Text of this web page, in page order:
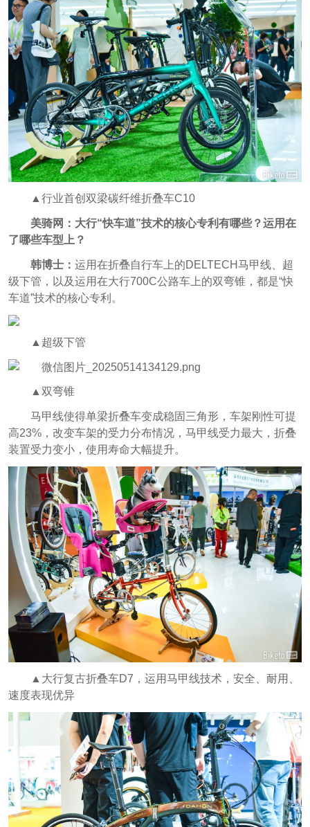
▲行业首创双梁碳纤维折叠车C10
美骑网：大行“快车道”技术的核心专利有哪些？运用在
了哪些车型上？
韩博士： 运用在折叠自行车上的DELTECH马甲线、超
级下管，以及运用在大行700C公路车上的双弯锥，都是“快
车道”技术的核心专利。
▲超级下管
▲双弯锥
马甲线使得单梁折叠车变成稳固三角形，车架刚性可提
高23%，改变车架的受力分布情况，马甲线受力最大，折叠
装置受力变小，使用寿命大幅提升。
▲大行复古折叠车D7，运用马甲线技术，安全、耐用、
速度表现优异